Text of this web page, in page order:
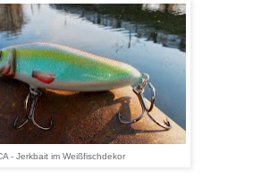
- Jerkbait im Weißfischdekor